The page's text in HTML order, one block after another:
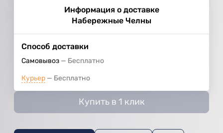
Информация о доставке
Набережные Челны
Способ доставки
Самовывоз Бесплатно
Курьер Бесплатно
Купить в 1 клик